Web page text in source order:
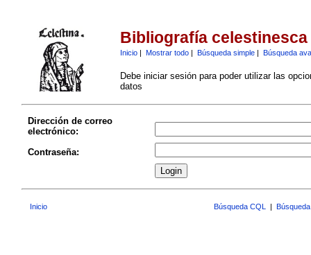
Bibliografía celestinesca
Inicio| Mostrar todo| Búsqueda simple| Búsqueda
Debe iniciar sesión para poder utilizar las
datos
Dirección de correo
electrónico:
Contraseña:
Inicio Búsqueda CQL |